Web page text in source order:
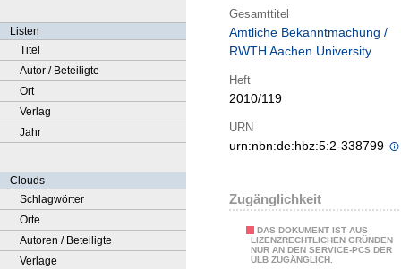
Listen
Titel
Autor / Beteiligte
Ort
Verlag
Jahr
Clouds
Schlagwörter
Orte
Autoren / Beteiligte
Verlage
Gesamttitel
Amtliche Bekanntmachung /
RWTH Aachen University
Heft
2010/119
URN
urn:nbn:de:hbz:5:2-338799
Zugänglichkeit
DAS DOKUMENT IST AUS
LIZENZRECHTLICHEN GRÜNDEN
NUR AN DEN SERVICE-PCS DER
ULB ZUGÄNGLICH.